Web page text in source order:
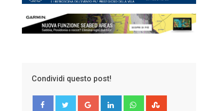
Condividi questo post!
Google+ LinkedIn Whatsapp